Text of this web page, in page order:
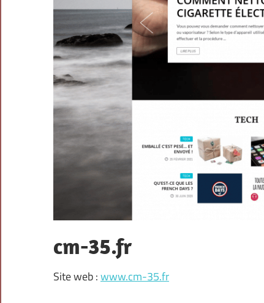
cm-35.fr
Site web :www.cm-35.fr